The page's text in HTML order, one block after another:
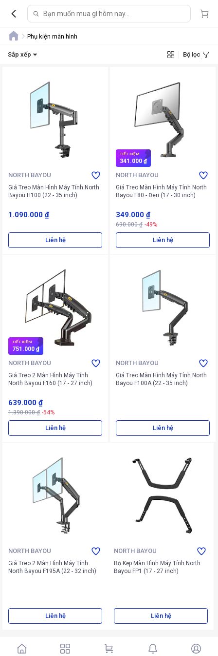
Phụ kiện màn hình
Sắp xếp Bộ lọc
NORTH BAYOU
Giá Treo Màn Hình Máy Tính North
Bayou H100 (22 - 35 inch)
1.090.000 ₫
Liên hệ
TIẾT KIỆM
341.000 ₫
NORTH BAYOU
Giá Treo Màn Hình Máy Tính North
Bayou F80 - Đen (17 - 30 inch)
349.000 ₫
690.000 ₫ -49%
Liên hệ
TIẾT KIỆM
751.000 ₫
NORTH BAYOU
Giá Treo 2 Màn Hình Máy Tính
North Bayou F160 (17 - 27 inch)
639.000 ₫
1.390.000 ₫ -54%
Liên hệ
NORTH BAYOU
Giá Treo Màn Hình Máy Tính North
Bayou F100A (22 - 35 inch)
Liên hệ
NORTH BAYOU
Giá Treo 2 Màn Hình Máy Tính
North Bayou F195A (22 - 32 inch)
Liên hệ
NORTH BAYOU
Bộ Kẹp Màn Hình Máy Tính North
Bayou FP1 (17 - 27 inch)
Liên hệ